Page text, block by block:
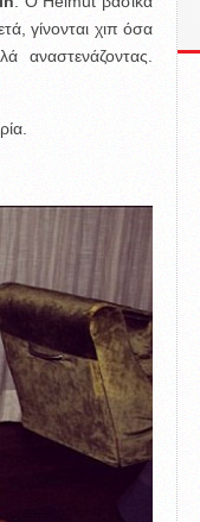
γίνονται χιπ όσα
αναστενάζοντας.